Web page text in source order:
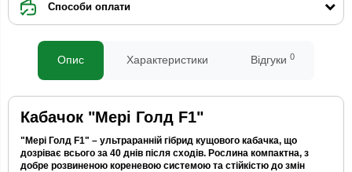
Способи оплати
Опис Характеристики Відгуки 0
Кабачок "Мері Голд F1"
"Мері Голд F1" – ультраранній гібрид кущового кабачка, що
дозріває всього за 40 днів після сходів. Рослина компактна, з
добре розвиненою кореневою системою та стійкістю до змін